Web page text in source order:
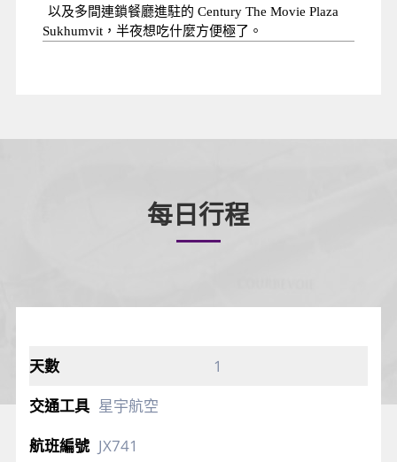
以及多間連鎖餐廳進駐的 Century The Movie Plaza
Sukhumvit， 半夜想吃什麼方便極了。
每日行程
1
星宇航空
JX741